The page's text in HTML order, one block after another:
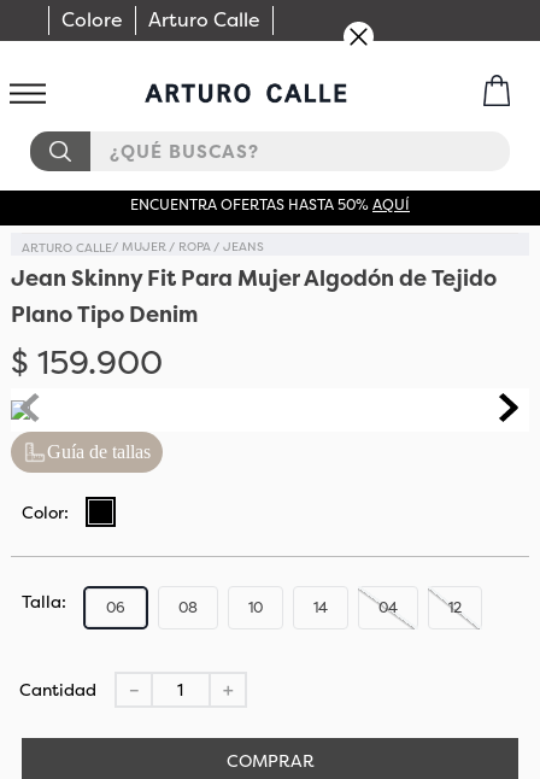
Colore Arturo Calle
¿QUÉ BUSCAS?
ENCUENTRA OFERTAS HASTA 50%AQUÍ
MUJER ROPA JEANS
Jean Skinny Fit Para Mujer Algodón de Tejido
Plano Tipo Denim
$ 159.900
Guía de tallas
Talla 04
06 08 10 12
14
Cantidad ＋
－
COMPRAR